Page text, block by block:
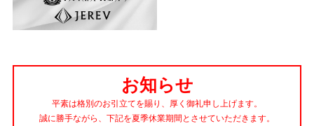
お知らせ
平素は格別のお引立てを賜り、厚く御礼申し上げます。
誠に勝手ながら、下記を夏季休業期間とさせていただきます。